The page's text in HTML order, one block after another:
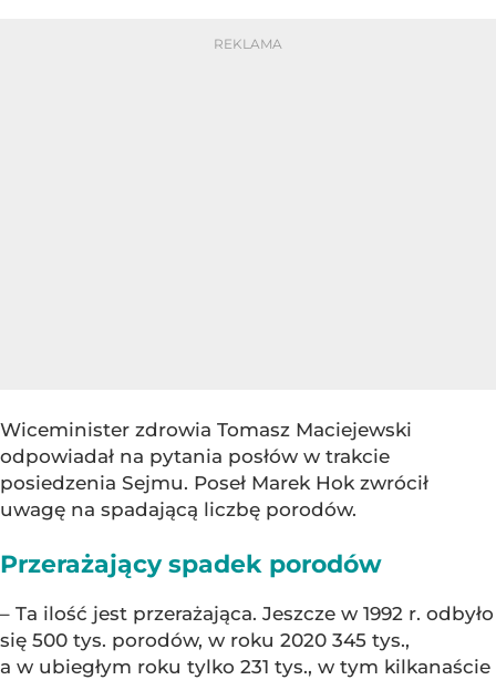
Wiceminister zdrowia Tomasz Maciejewski
odpowiadał na pytania posłów w trakcie
posiedzenia Sejmu. Poseł Marek Hok zwrócił
uwagę na spadającą liczbę porodów.
Przerażający spadek porodów
– Ta ilość jest przerażająca. Jeszcze w 1992 r. odbyło
się 500 tys. porodów, w roku 2020 345 tys.,
a w ubiegłym roku tylko 231 tys., w tym kilkanaście